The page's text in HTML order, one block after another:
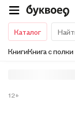
Каталог
КнигиКнига с полки
12+